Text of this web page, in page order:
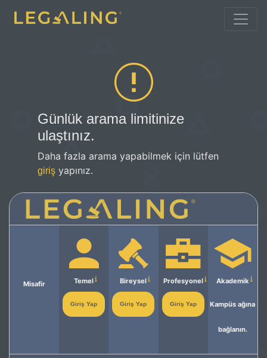
Günlük arama limitinize
ulaştınız.
Daha fazla arama yapabilmek için lütfen
giriş yapınız.
Misafir Temel
Giriş Yap
Bireysel
Giriş Yap
Profesyonel
Giriş Yap
Akademik
Kampüs ağına
bağlanın.